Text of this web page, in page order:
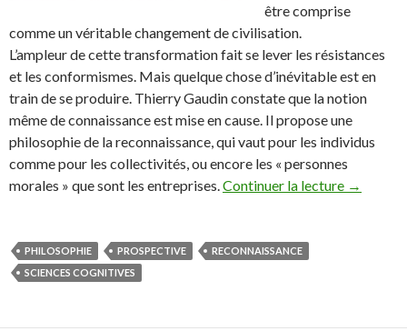
être comprise
comme un véritable changement de civilisation.
L’ampleur de cette transformation fait se lever les résistances
et les conformismes. Mais quelque chose d’inévitable est en
train de se produire. Thierry Gaudin constate que la notion
même de connaissance est mise en cause. Il propose une
philosophie de la reconnaissance, qui vaut pour les individus
comme pour les collectivités, ou encore les « personnes
morales » que sont les entreprises. Continuer la lecture →
PHILOSOPHIE PROSPECTIVE
RECONNAISSANCE
SCIENCES COGNITIVES